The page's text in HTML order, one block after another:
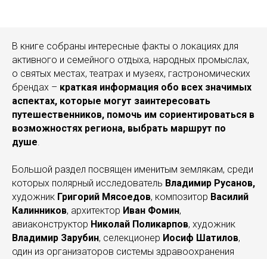
В книге собраны интересные факты о локациях для
активного и семейного отдыха, народных промыслах,
о святых местах, театрах и музеях, гастрономических
брендах – краткая информация обо всех значимых
аспектах, которые могут заинтересовать
путешественников, помочь им сориентироваться в
возможностях региона, выбрать маршрут по
душе.
Большой раздел посвящен именитым землякам, среди
которых полярный исследователь Владимир Русанов,
художник Григорий Мясоедов, композитор Василий
Калинников, архитектор Иван Фомин,
авиаконструктор Николай Поликарпов, художник
Владимир Зарубин, селекционер Иосиф Шатилов,
один из организаторов системы здравоохранения